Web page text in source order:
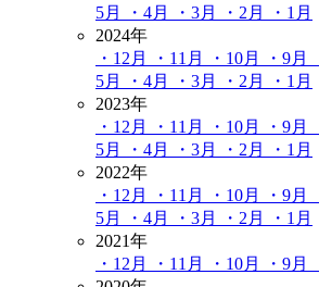
5月
・4月 ・3月 ・2月
・1月
2024年
・12月
・11月 ・10月 ・9月
5月
・4月 ・3月 ・2月
・1月
2023年
・12月
・11月 ・10月 ・9月
5月
・4月 ・3月 ・2月
・1月
2022年
・12月
・11月 ・10月 ・9月
5月
・4月 ・3月 ・2月
・1月
2021年
・12月
・11月 ・10月 ・9月